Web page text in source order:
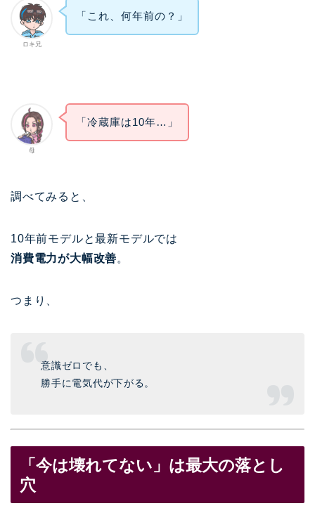
ロキ兄
「これ、何年前の？」
母
「冷蔵庫は10年…」
調べてみると、
10年前モデルと最新モデルでは
消費電力が大幅改善。
つまり、
意識ゼロでも、
勝手に電気代が下がる。
「今は壊れてない」は最大の落とし
穴